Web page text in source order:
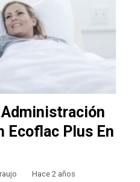
Ecoflac Plus En
Hace 2 años